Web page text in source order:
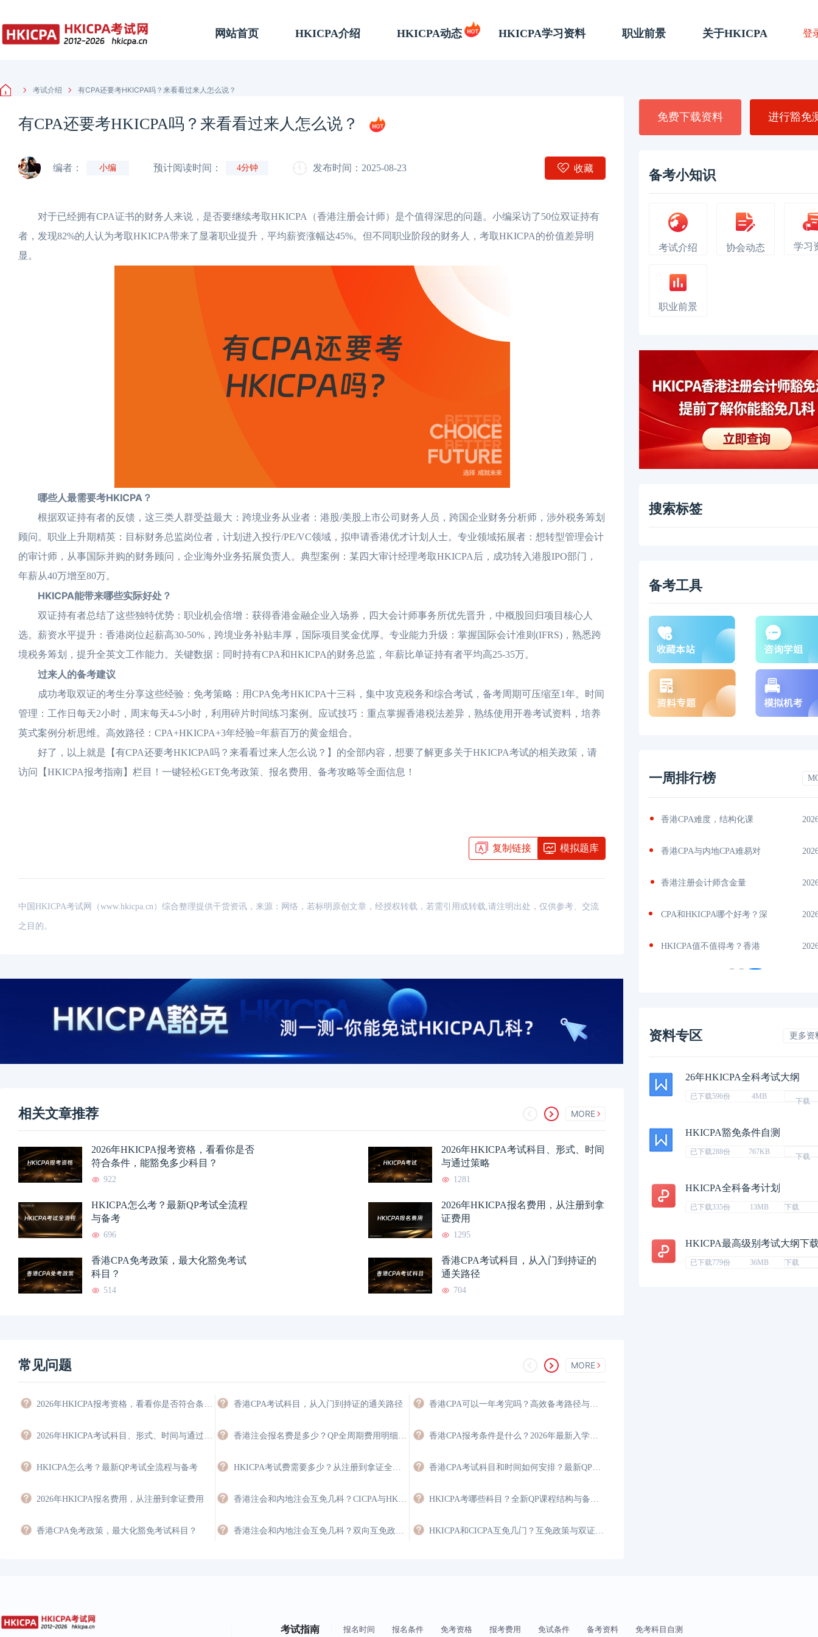
网站首页 HKICPA介绍 HKICPA动态 HKICPA学习资料 职业前景 关于HKICPA 登
考试介绍 有CPA还要考HKICPA吗？来看看过来人怎么说？
有CPA还要考HKICPA吗？来看看过来人怎么说？
编者： 小编 预计阅读时间： 4分钟 发布时间：2025-08-23 收藏
对于已经拥有CPA证书的财务人来说，是否要继续考取HKICPA（香港注册会计师）是个值得深思的问题。小编采访了50位双证持有
者，发现82%的人认为考取HKICPA带来了显著职业提升，平均薪资涨幅达45%。但不同职业阶段的财务人，考取HKICPA的价值差异明
显。
哪些人最需要考HKICPA？
根据双证持有者的反馈，这三类人群受益最大：跨境业务从业者：港股/美股上市公司财务人员，跨国企业财务分析师，涉外税务筹划
顾问。职业上升期精英：目标财务总监岗位者，计划进入投行/PE/VC领域，拟申请香港优才计划人士。专业领域拓展者：想转型管理会计
的审计师，从事国际并购的财务顾问，企业海外业务拓展负责人。典型案例：某四大审计经理考取HKICPA后，成功转入港股IPO部门，
年薪从40万增至80万。
HKICPA能带来哪些实际好处？
双证持有者总结了这些独特优势：职业机会倍增：获得香港金融企业入场券，四大会计师事务所优先晋升，中概股回归项目核心人
选。薪资水平提升：香港岗位起薪高30-50%，跨境业务补贴丰厚，国际项目奖金优厚。专业能力升级：掌握国际会计准则(IFRS)，熟悉跨
境税务筹划，提升全英文工作能力。关键数据：同时持有CPA和HKICPA的财务总监，年薪比单证持有者平均高25-35万。
过来人的备考建议
成功考取双证的考生分享这些经验：免考策略：用CPA免考HKICPA十三科，集中攻克税务和综合考试，备考周期可压缩至1年。时间
管理：工作日每天2小时，周末每天4-5小时，利用碎片时间练习案例。应试技巧：重点掌握香港税法差异，熟练使用开卷考试资料，培养
英式案例分析思维。高效路径：CPA+HKICPA+3年经验=年薪百万的黄金组合。
好了，以上就是【有CPA还要考HKICPA吗？来看看过来人怎么说？】的全部内容，想要了解更多关于HKICPA考试的相关政策，请
访问【HKICPA报考指南】栏目！一键轻松GET免考政策、报名费用、备考攻略等全面信息！
复制链接 模拟题库
中国HKICPA考试网（www.hkicpa.cn）综合整理提供干货资讯，来源：网络，若标明原创文章，经授权转载，若需引用或转载,请注明出处，仅供参考、交流
之目的。
相关文章推荐 MORE
2026年HKICPA报考资格，看看你是否
符合条件，能豁免多少科目？
922
2026年HKICPA考试科目、形式、时间
与通过策略
1281
HKICPA怎么考？最新QP考试全流程
与备考
696
2026年HKICPA报名费用，从注册到拿
证费用
1295
香港CPA免考政策，最大化豁免考试
科目？
514
香港CPA考试科目，从入门到持证的
通关路径
704
常见问题 MORE
HKICPA怎么考？最新QP考试全流程与备考
2026年HKICPA报名费用，从注册到拿证费用
香港CPA免考政策，最大化豁免考试科目？
香港CPA考试科目，从入门到持证的通关路径
免费下载资料 进行豁免
备考小知识
考试介绍 协会动态 学习
职业前景
搜索标签
备考工具
一周排行榜
HKICPA证书有用吗？了解
香港CPA难度，结构化课
香港CPA与内地CPA难易对
香港注册会计师含金量
CPA和HKICPA哪个好考？深
HKICPA值不值得考？香港
资料专区 更多资
26年HKICPA全科考试大纲
已下载596份 4MB
下载
HKICPA豁免条件自测
已下载288份 767KB
下载
HKICPA全科备考计划
已下载335份 13MB 下载
HKICPA最高级别考试大纲下
已下载779份 36MB 下载
考试指南 报名时间 报名条件 免考资格 报考费用 免试条件 备考资料 免考科目自测